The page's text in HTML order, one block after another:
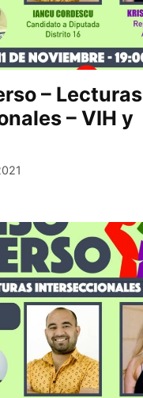
– Lecturas
– VIH y